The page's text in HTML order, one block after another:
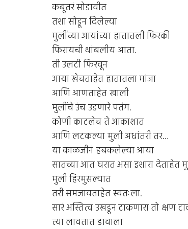
कबूतरं सोडावीत
तशा सोडून दिलेल्या
मुलींच्या आयांच्या हातातली फिरकी
फिरायची थांबलीय आता.
ती उलटी फिरवून
आया खेचताहेत हातातला मांजा
आणि आणताहेत खाली
मुलींचे उंच उडणारे पतंग.
कोणी काटलेच ते आकाशात
आणि लटकल्या मुली अधांतरी तर…
या काळजीनं हबकलेल्या आया
सातच्या आत घरात असा इशारा देताहेत
मुली हिरमुसल्यात
तरी समजावताहेत स्वतःला.
सारं अस्तित्व उखडून टाकणारा तो क्षण
त्या लावतात डावाला